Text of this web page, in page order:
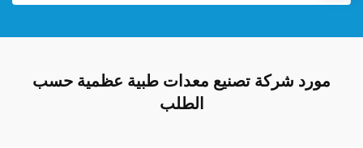
مورد شركة تصنيع معدات طبية عظمية حسب
الطلب